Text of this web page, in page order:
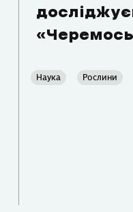
Наука Рослини